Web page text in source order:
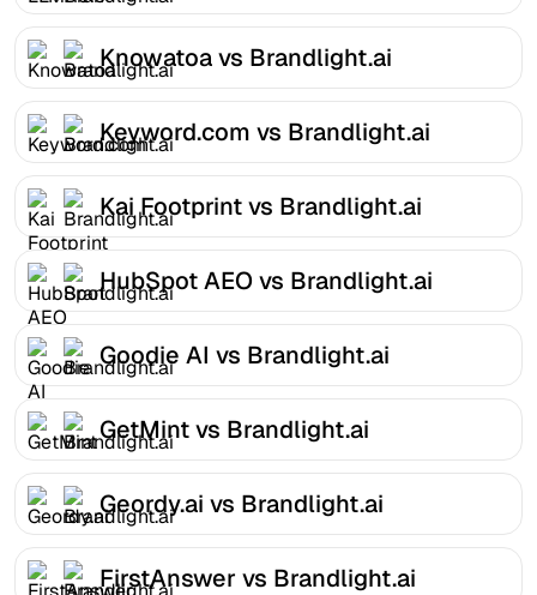
Knowatoa vs Brandlight.ai
Keyword.com vs Brandlight.ai
Kai Footprint vs Brandlight.ai
HubSpot AEO vs Brandlight.ai
Goodie AI vs Brandlight.ai
GetMint vs Brandlight.ai
Geordy.ai vs Brandlight.ai
FirstAnswer vs Brandlight.ai